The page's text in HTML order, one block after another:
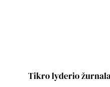
Tikro lyderio